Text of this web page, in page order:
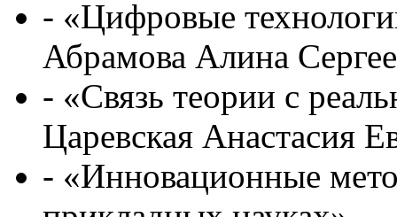
- «Цифровые
Абрамова Алина
- «Связь теории с
Царевская Анастасия
- «Инновационные